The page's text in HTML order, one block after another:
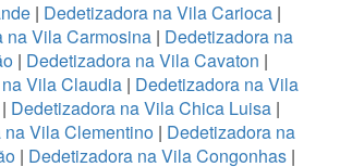
| Dedetizadora na Vila Carioca|
na Vila Carmosina | Dedetizadora na
| Dedetizadora na Vila Cavaton |
Vila Claudia | Dedetizadora na Vila
| Dedetizadora na Vila Chica Luisa |
Vila Clementino | Dedetizadora na
| Dedetizadora na Vila Congonhas |